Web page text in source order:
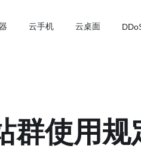
云手机 云桌面
群使用规